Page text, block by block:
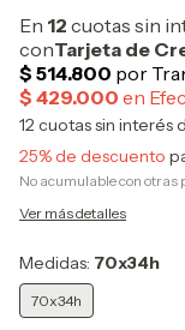
12cuotas sin interés
25% de descuento
No acumulable con otras
Ver más detalles
Medidas: 70x34h
70x34h